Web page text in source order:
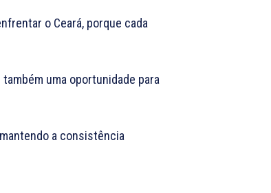
o Ceará, porque cada
uma oportunidade para
a consistência